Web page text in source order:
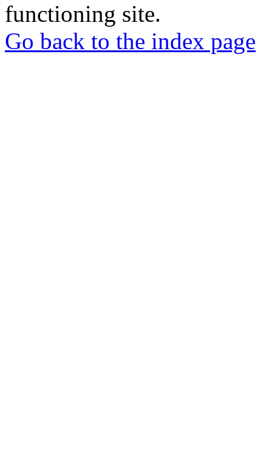
functioning site.
Go back to the index page